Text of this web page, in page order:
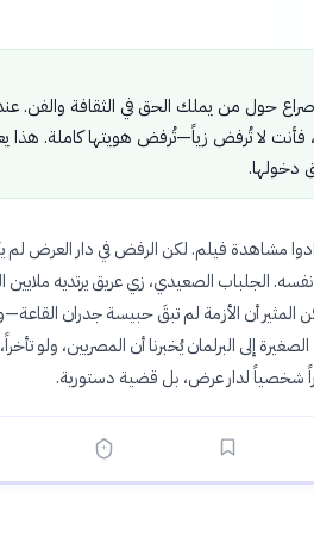
حول من يملك الحق في الثقافة والفن.
فأنت لا تُرفض زياً—تُرفض هويتها كاملة. هذا
دخولها.
مشاهدة فيلم. لكن الرفض في دار العرض لم
الجلباب الصعيدي، زي عريق يرتديه ملايين
المثير أن الأزمة لم تبقَ حبيسة جدران
إلى البرلمان يُخبرنا أن المصريين، ولو تأخراً،
شخصياً لدار عرض، بل قضية دستورية.